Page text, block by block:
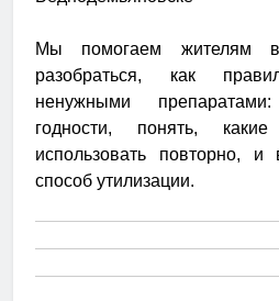
Мы помогаем жителям в
разобраться, как
ненужными
годности, понять,
использовать повторно, и
способ утилизации.